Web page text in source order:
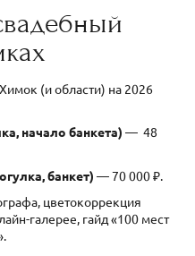
(и области) на 2026
начало банкета) — 48
банкет) — 70 000 ₽.
цветокоррекция
галерее, гайд «100 мест